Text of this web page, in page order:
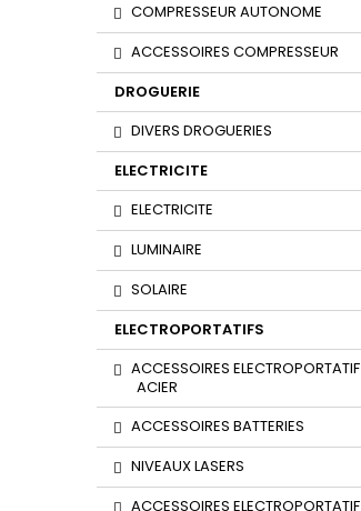
COMPRESSEUR AUTONOME
ACCESSOIRES COMPRESSEUR
DROGUERIE
DIVERS DROGUERIES
ELECTRICITE
ELECTRICITE
LUMINAIRE
SOLAIRE
ELECTROPORTATIFS
ACCESSOIRES ELECTROPORTATIF
ACIER
ACCESSOIRES BATTERIES
NIVEAUX LASERS
ACCESSOIRES ELECTROPORTATIF